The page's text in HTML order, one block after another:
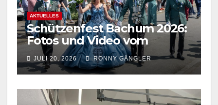
AKTUELLES
Schützenfest Bachum 2026:
Fotos und Video vom
Festzug in Bachum jetzt
online
JULI 20, 2026 RONNY GÄNGLER